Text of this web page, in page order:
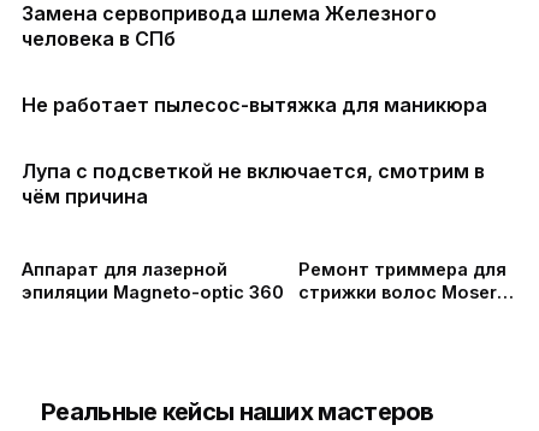
Замена сервопривода шлема Железного
человека в СПб
Не работает пылесос-вытяжка для маникюра
Лупа с подсветкой не включается, смотрим в
чём причина
Аппарат для лазерной
эпиляции Magneto-optic 360
Ремонт триммера для
стрижки волос Moser
Реальные кейсы наших мастеров